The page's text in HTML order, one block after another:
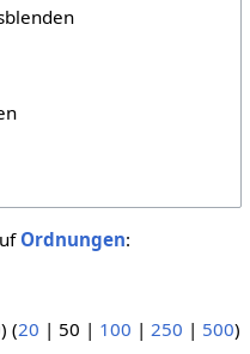
Ordnungen:
) (20 | 50 | 100 | 250 | 500)